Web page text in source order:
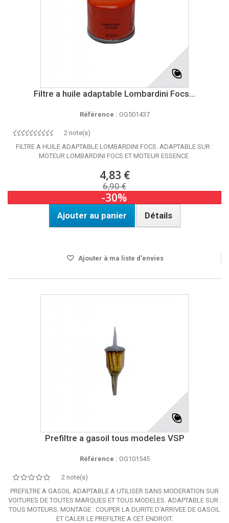
Filtre a huile adaptable Lombardini Focs...
Référence : OG501437
2 note(s)
FILTRE A HUILE ADAPTABLE LOMBARDINI FOCS. ADAPTABLE SUR :
MOTEUR LOMBARDINI FOCS ET MOTEUR ESSENCE.
4,83 €
6,90 €
-30%
Ajouter au panier Détails
Ajouter à ma liste d'envies
Prefiltre a gasoil tous modeles VSP
Référence : OG101545
2 note(s)
PREFILTRE A GASOIL ADAPTABLE A UTILISER SANS MODERATION SUR
VOITURES DE TOUTES MARQUES ET TOUS MODELES. ADAPTABLE SUR :
TOUS MOTEURS. MONTAGE : COUPER LA DURITE D'ARRIVEE DE GASOIL
ET CALER LE PREFILTRE A CET ENDROIT.